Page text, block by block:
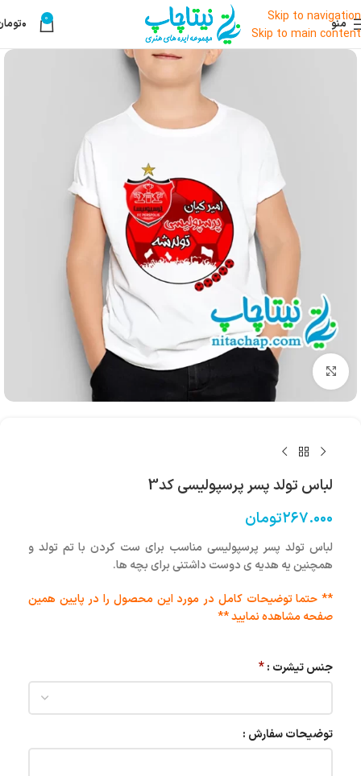
Skip to navigation
Skip to main content
منو 0 ۰
بزرگنمایی تصویر
لباس تولد پسر پرسپولیسی کد3
۲۶۷.۰۰۰تومان
لباس تولد پسر پرسپولیسی مناسب برای ست کردن با تم تولد و
همچنین یه هدیه ی دوست داشتنی برای بچه ها.
** حتما توضیحات کامل در مورد این محصول را در پایین همین
صفحه مشاهده نمایید **
جنس تیشرت :*
توضیحات سفارش :